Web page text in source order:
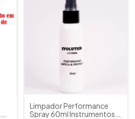
Limpador Performance
Spray 60ml Instrumentos